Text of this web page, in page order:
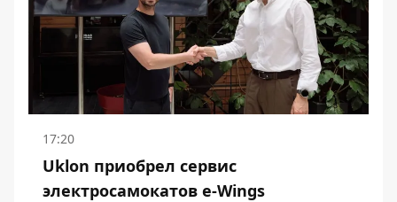
17:20
Uklon приобрел сервис
электросамокатов e-Wings